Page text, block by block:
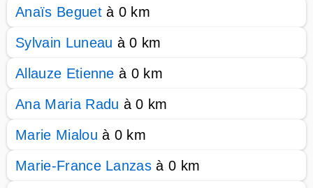
Anaïs Beguetà 0 km
Sylvain Luneau à 0 km
Allauze Etienne à 0 km
Ana Maria Radu à 0 km
Marie Mialou à 0 km
Marie-France Lanzas à 0 km